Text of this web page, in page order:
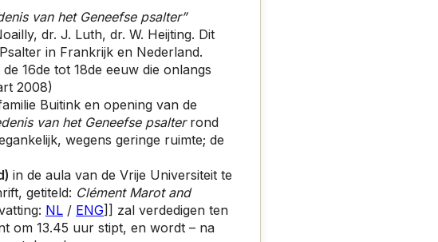
van het Geneefse psalter”
dr. J. Luth, dr. W. Heijting. Dit
in Frankrijk en Nederland.
16de tot 18de eeuw die onlangs
2008)
Buitink en opening van de
van het Geneefse psalterrond
wegens geringe ruimte; de
in de aula van de Vrije Universiteit te
getiteld: Clément Marot and
NL / ENG]] zal verdedigen ten
om 13.45 uur stipt, en wordt – na